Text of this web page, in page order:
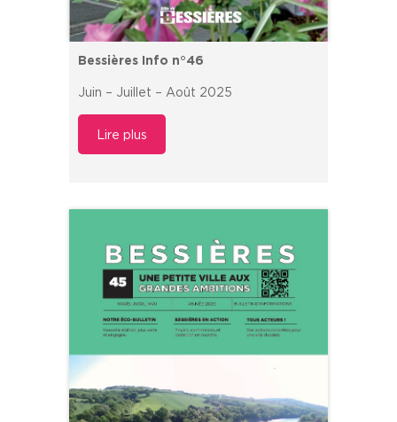
Bessières Info n°46
Juin – Juillet – Août 2025
Lire plus